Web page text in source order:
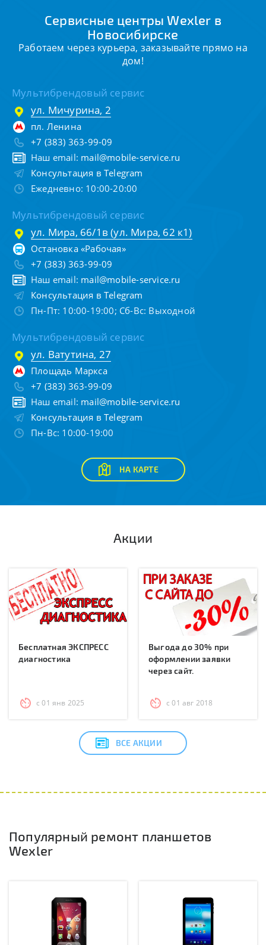
Сервисные центры Wexler в
Новосибирске
Работаем через курьера, заказывайте прямо на
дом!
Мультибрендовый сервис
ул. Мичурина, 2
пл. Ленина
+7 (383) 363-99-09
Наш email: mail@mobile-service.ru
Консультация в Telegram
Ежедневно: 10:00-20:00
Мультибрендовый сервис
ул. Мира, 66/1в (ул. Мира, 62 к1)
Остановка «Рабочая»
+7 (383) 363-99-09
Наш email: mail@mobile-service.ru
Консультация в Telegram
Пн-Пт: 10:00-19:00; Сб-Вс: Выходной
Мультибрендовый сервис
ул. Ватутина, 27
Площадь Маркса
+7 (383) 363-99-09
Наш email: mail@mobile-service.ru
Консультация в Telegram
Пн-Вс: 10:00-19:00
НА КАРТЕ
Акции
Бесплатная ЭКСПРЕСС
диагностика
с 01 янв 2025
Выгода до 30% при
оформлении заявки
через сайт.
с 01 авг 2018
ВСЕ АКЦИИ
Популярный ремонт планшетов
Wexler